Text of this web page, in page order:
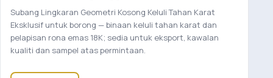
Subang Lingkaran Geometri Kosong Keluli Tahan Karat
Eksklusif untuk borong — binaan keluli tahan karat dan
pelapisan rona emas 18K; sedia untuk eksport, kawalan
kualiti dan sampel atas permintaan.